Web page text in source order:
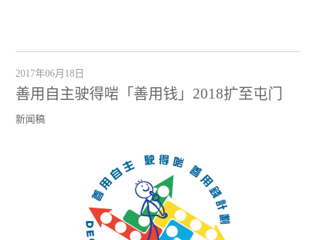
2017年06月18日
善用自主驶得啱「善用钱」2018扩至屯门
新闻稿